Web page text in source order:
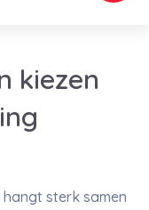
kiezen
sterk samen